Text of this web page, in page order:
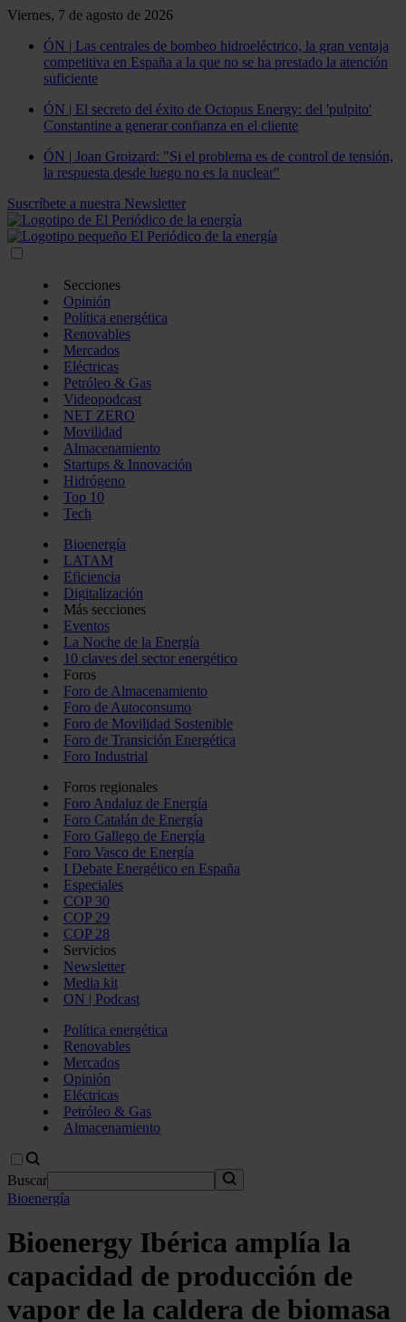
Viernes, 7 de agosto de 2026
ÓN | Las centrales de bombeo hidroeléctrico, la gran ventaja
competitiva en España a la que no se ha prestado la atención
suficiente
ÓN | El secreto del éxito de Octopus Energy: del 'pulpito'
Constantine a generar confianza en el cliente
ÓN | Joan Groizard: "Si el problema es de control de tensión,
la respuesta desde luego no es la nuclear"
Suscríbete a nuestra Newsletter
Secciones
Opinión
Política energética
Renovables
Mercados
Eléctricas
Petróleo & Gas
Videopodcast
NET ZERO
Movilidad
Almacenamiento
Startups & Innovación
Hidrógeno
Top 10
Tech
Bioenergía
LATAM
Eficiencia
Digitalización
Más secciones
Eventos
La Noche de la Energía
10 claves del sector energético
Foros
Foro de Almacenamiento
Foro de Autoconsumo
Foro de Movilidad Sostenible
Foro de Transición Energética
Foro Industrial
Foros regionales
Foro Andaluz de Energía
Foro Catalán de Energía
Foro Gallego de Energía
Foro Vasco de Energía
I Debate Energético en España
Especiales
COP 30
COP 29
COP 28
Servicios
Newsletter
Media kit
ON | Podcast
Política energética
Renovables
Mercados
Opinión
Eléctricas
Petróleo & Gas
Almacenamiento
Buscar
Bioenergía
Bioenergy Ibérica amplía la
capacidad de producción de
vapor de la caldera de biomasa